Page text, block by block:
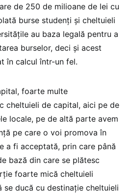
de 250 de milioane de lei cu
burse studenți și cheltuieli
au baza legală pentru a
burselor, deci și acest
în calcul într-un fel.
foarte multe
cheltuieli de capital, aici pe de
locale, pe de altă parte avem
pe care o voi promova în
a fi acceptată, prin care până
bază din care se plătesc
foarte mică cheltuieli
se ducă cu destinație cheltuieli